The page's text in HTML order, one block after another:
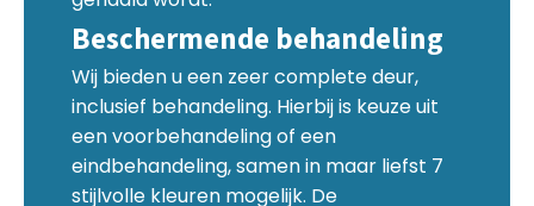
Beschermende behandeling
Wij bieden u een zeer complete deur,
inclusief behandeling. Hierbij is keuze uit
een voorbehandeling of een
eindbehandeling, samen in maar liefst 7
stijlvolle kleuren mogelijk. De